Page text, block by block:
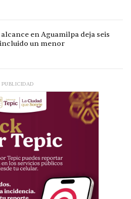
en Aguamilpa deja seis
un menor
PUBLICIDAD